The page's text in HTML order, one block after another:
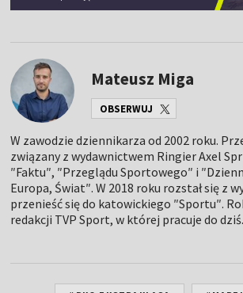
Mateusz Miga
OBSERWUJ
W zawodzie dziennikarza od 2002 roku.
związany z wydawnictwem Ringier Axel
″Faktu″, ″Przeglądu Sportowego″ i
Europa, Świat″. W 2018 roku rozstał się z
przenieść się do katowickiego ″Sportu″.
redakcji TVP Sport, w której pracuje do dziś.